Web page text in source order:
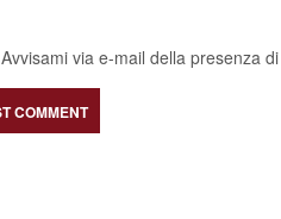
Avvisami via e-mail della presenza